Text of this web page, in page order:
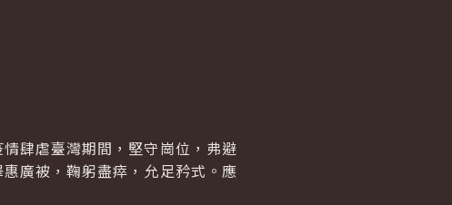
肆虐臺灣期間，堅守崗位，弗避
廣被，鞠躬盡瘁，允足矜式。應